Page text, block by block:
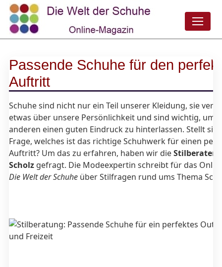
Passende Schuhe für den
Auftritt
Schuhe sind nicht nur ein Teil unserer Kleidung, sie
etwas über unsere Persönlichkeit und sind wichtig, um
anderen einen guten Eindruck zu hinterlassen. Stellt
Frage, welches ist das richtige Schuhwerk für einen
Auftritt? Um das zu erfahren, haben wir die
Scholz gefragt. Die Modeexpertin schreibt für das
Die Welt der Schuhe über Stilfragen rund ums Thema